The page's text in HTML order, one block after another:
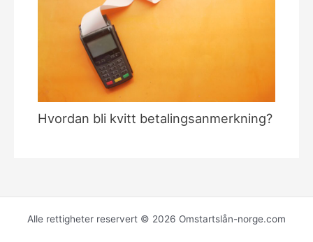
Hvordan bli kvitt betalingsanmerkning?
Alle rettigheter reservert © 2026 Omstartslån-norge.com